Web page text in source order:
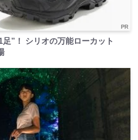
PR
”！ シリオの万能ローカット